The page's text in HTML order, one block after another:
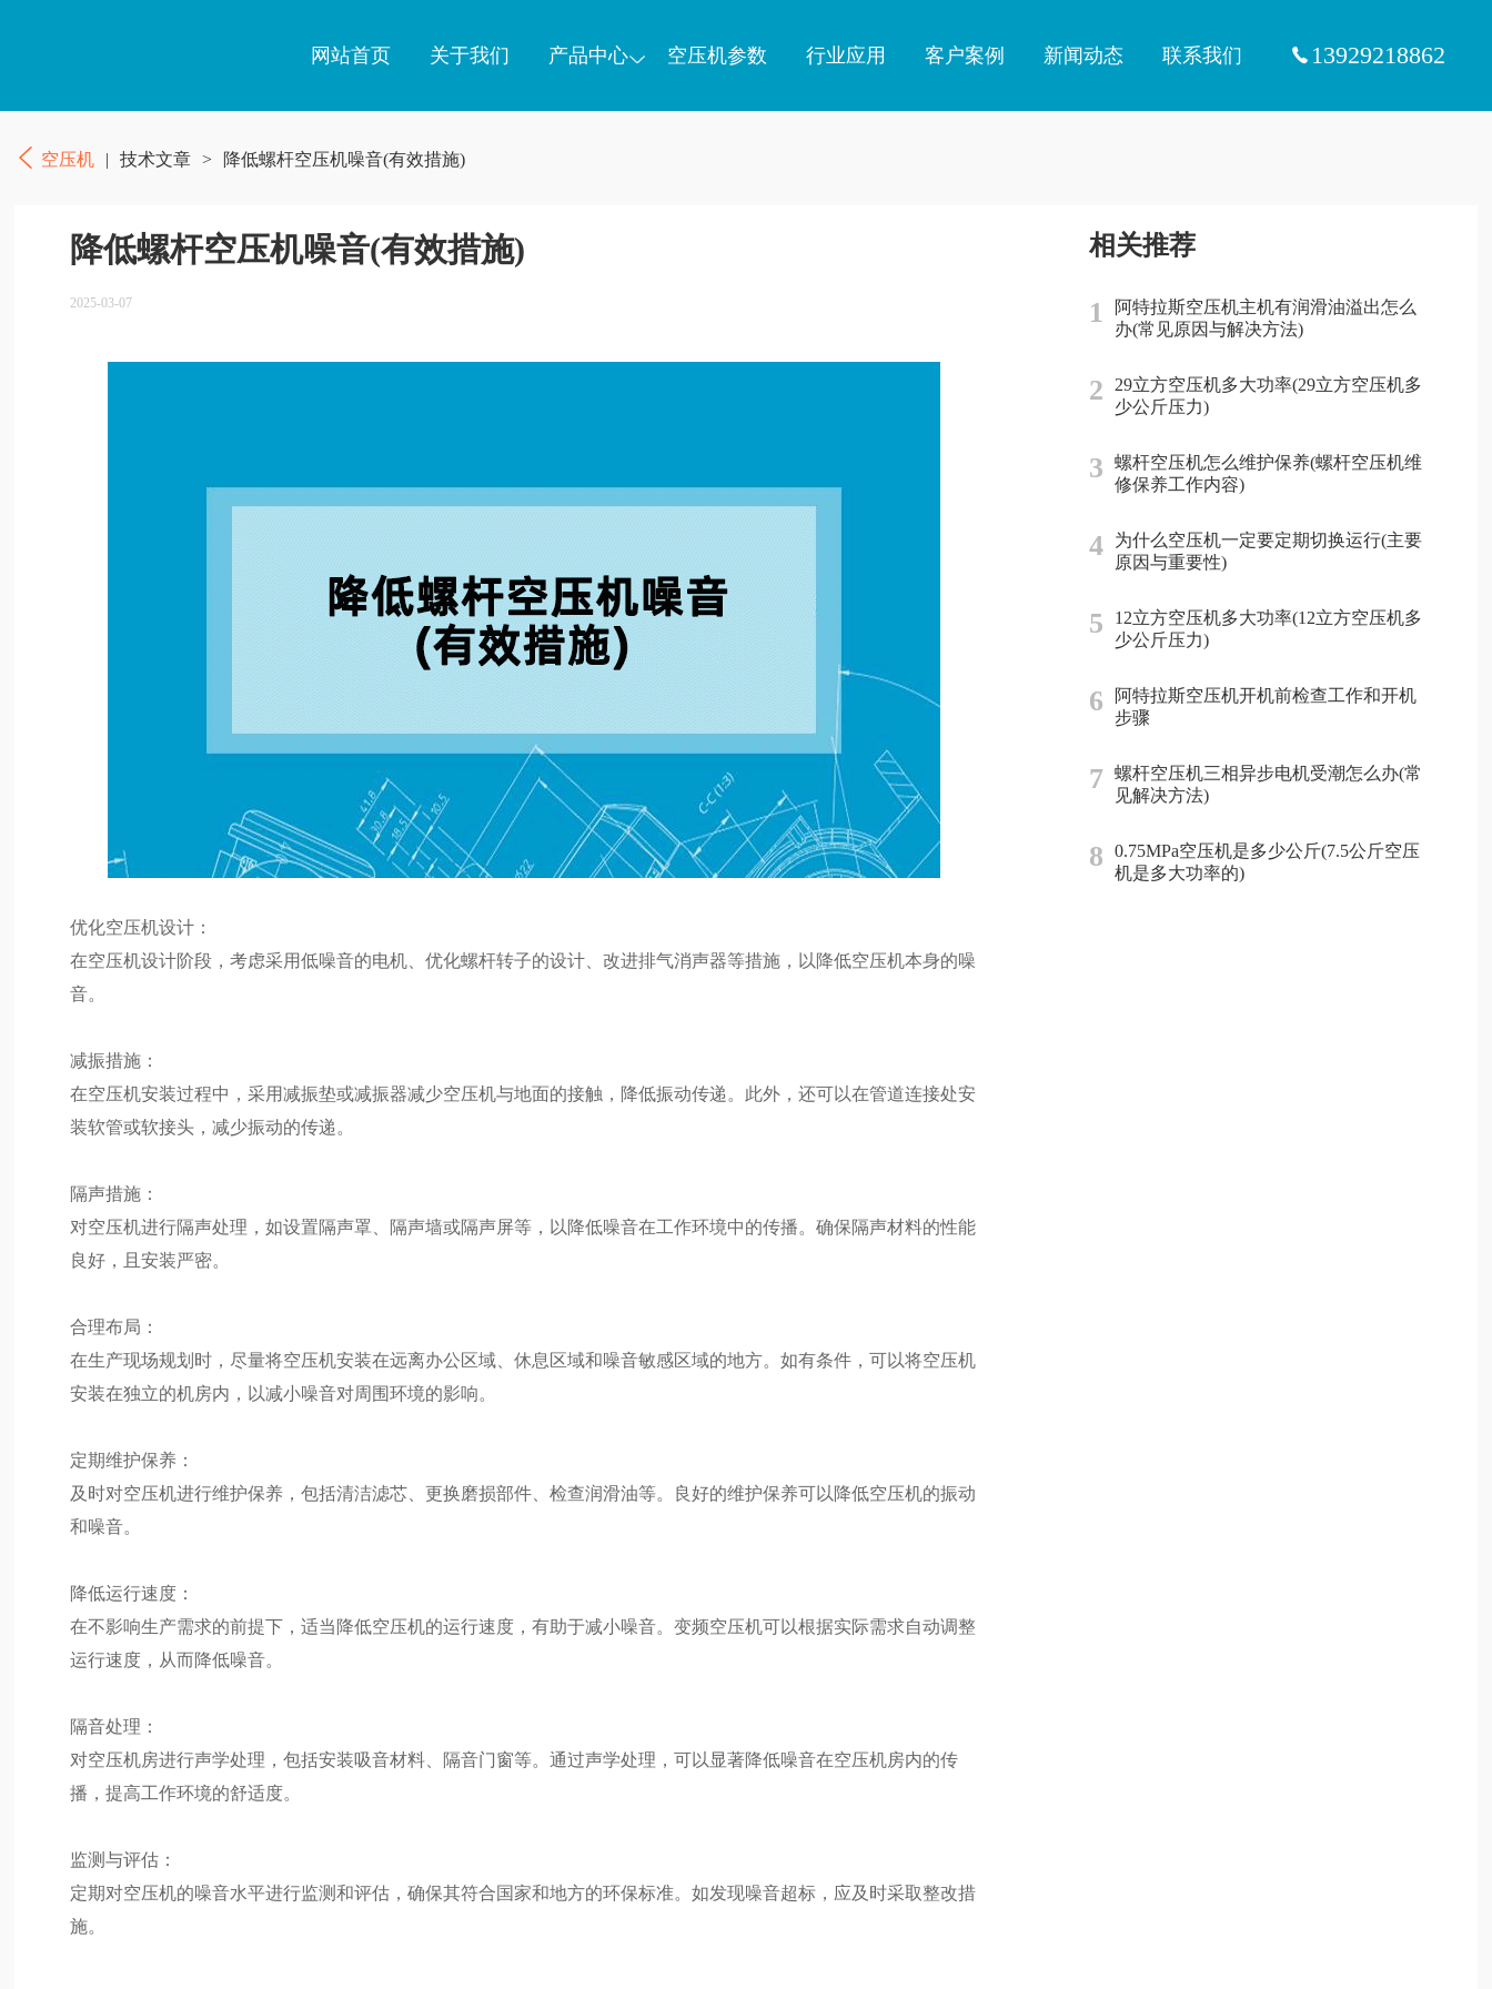
网站首页 关于我们 产品中心 空压机参数 行业应用 客户案例 新闻动态 联系我们 13929218862
空压机 | 技术文章 > 降低螺杆空压机噪音(有效措施)
降低螺杆空压机噪音(有效措施)
2025-03-07
优化空压机设计：
在空压机设计阶段，考虑采用低噪音的电机、优化螺杆转子的设计、改进排气消声器等措施，以降低空压机本身的噪
音。
减振措施：
在空压机安装过程中，采用减振垫或减振器减少空压机与地面的接触，降低振动传递。此外，还可以在管道连接处安
装软管或软接头，减少振动的传递。
隔声措施：
对空压机进行隔声处理，如设置隔声罩、隔声墙或隔声屏等，以降低噪音在工作环境中的传播。确保隔声材料的性能
良好，且安装严密。
合理布局：
在生产现场规划时，尽量将空压机安装在远离办公区域、休息区域和噪音敏感区域的地方。如有条件，可以将空压机
安装在独立的机房内，以减小噪音对周围环境的影响。
定期维护保养：
及时对空压机进行维护保养，包括清洁滤芯、更换磨损部件、检查润滑油等。良好的维护保养可以降低空压机的振动
和噪音。
降低运行速度：
在不影响生产需求的前提下，适当降低空压机的运行速度，有助于减小噪音。变频空压机可以根据实际需求自动调整
运行速度，从而降低噪音。
隔音处理：
对空压机房进行声学处理，包括安装吸音材料、隔音门窗等。通过声学处理，可以显著降低噪音在空压机房内的传
播，提高工作环境的舒适度。
监测与评估：
定期对空压机的噪音水平进行监测和评估，确保其符合国家和地方的环保标准。如发现噪音超标，应及时采取整改措
施。
相关推荐
1
阿特拉斯空压机主机有润滑油溢出怎么
办(常见原因与解决方法)
2
29立方空压机多大功率(29立方空压机多
少公斤压力)
3
螺杆空压机怎么维护保养(螺杆空压机维
修保养工作内容)
4
为什么空压机一定要定期切换运行(主要
原因与重要性)
5
12立方空压机多大功率(12立方空压机多
少公斤压力)
6
阿特拉斯空压机开机前检查工作和开机
步骤
7
螺杆空压机三相异步电机受潮怎么办(常
见解决方法)
8
0.75MPa空压机是多少公斤(7.5公斤空压
机是多大功率的)